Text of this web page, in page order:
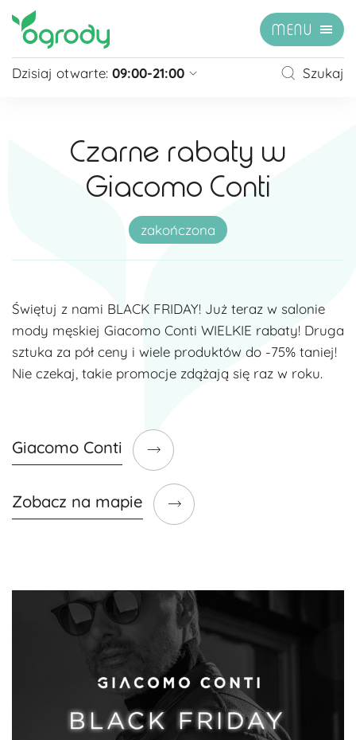
MENU
Dzisiaj otwarte: 09:00-21:00
Niedziela
zamknięte
Niedziela handlowa
10:00 - 20:00
zobacz więcej »
Szukaj
Czarne rabaty w
Giacomo Conti
zakończona
Świętuj z nami BLACK FRIDAY! Już teraz w salonie
mody męskiej Giacomo Conti WIELKIE rabaty! Druga
sztuka za pół ceny i wiele produktów do -75% taniej!
Nie czekaj, takie promocje zdążają się raz w roku.
Giacomo Conti
Zobacz na mapie